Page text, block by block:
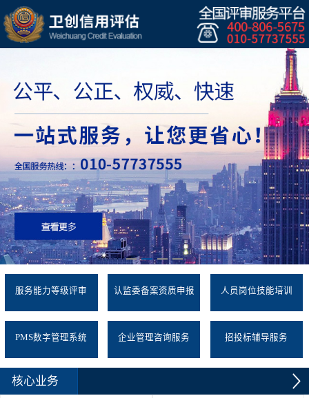
服务能力等级评审 认监委备案资质申报 人员岗位技能培训
PMS数字管理系统 企业管理咨询服务 招投标辅导服务
核心业务